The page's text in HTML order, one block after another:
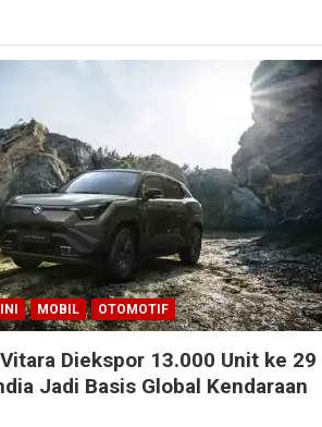
MOBIL OTOMOTIF
Diekspor 13.000 Unit ke 29
Jadi Basis Global Kendaraan